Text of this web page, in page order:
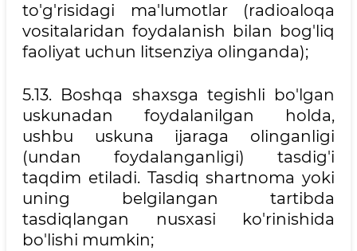
to'g'risidagi ma'lumotlar (radioaloqa
vositalaridan foydalanish bilan bog'liq
faoliyat uchun litsenziya olinganda);
5.13. Boshqa shaxsga tegishli bo'lgan
uskunadan foydalanilgan holda,
ushbu uskuna ijaraga olinganligi
(undan foydalanganligi) tasdig'i
taqdim etiladi. Tasdiq shartnoma yoki
uning belgilangan tartibda
tasdiqlangan nusxasi ko'rinishida
bo'lishi mumkin;